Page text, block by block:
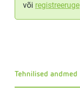
või registreeruge
Tehnilised andmed